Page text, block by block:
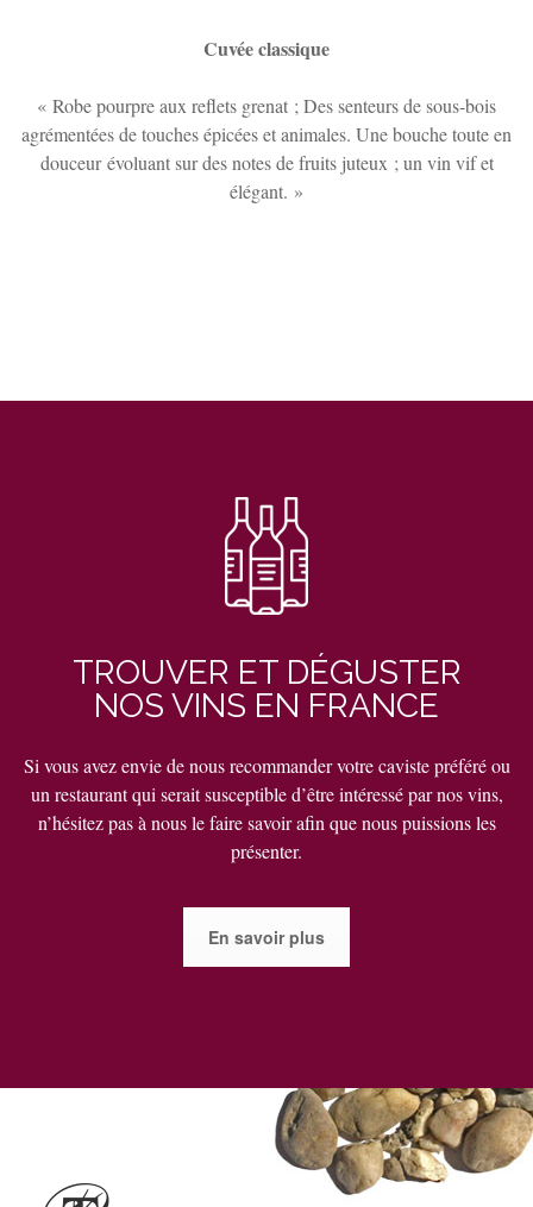
Cuvée classique
« Robe pourpre aux reflets grenat ; Des senteurs de sous-bois
agrémentées de touches épicées et animales. Une bouche toute en
douceur évoluant sur des notes de fruits juteux ; un vin vif et
élégant. »
TROUVER ET DÉGUSTER
NOS VINS EN FRANCE
Si vous avez envie de nous recommander votre caviste préféré ou
un restaurant qui serait susceptible d’être intéressé par nos vins,
n’hésitez pas à nous le faire savoir afin que nous puissions les
présenter.
En savoir plus